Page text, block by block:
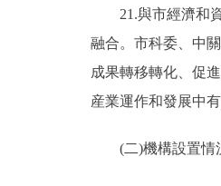
21.與市經濟和資
融合。市科委、中
成果轉移轉化、促
産業運作和發展中
(二)機構設置情